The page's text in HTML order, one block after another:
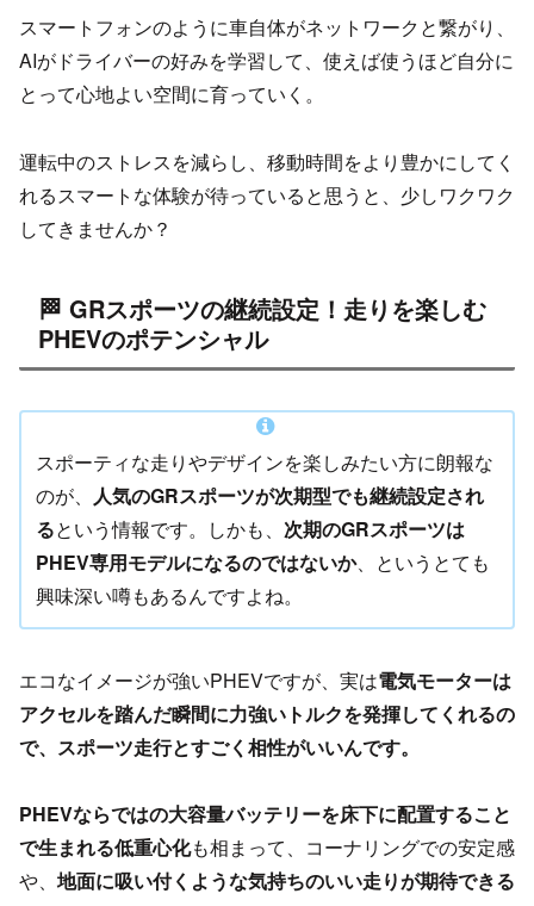
スマートフォンのように車自体がネットワークと繋がり、
AIがドライバーの好みを学習して、使えば使うほど自分に
とって心地よい空間に育っていく。
運転中のストレスを減らし、移動時間をより豊かにしてく
れるスマートな体験が待っていると思うと、少しワクワク
してきませんか？
🏁 GRスポーツの継続設定！走りを楽しむ
PHEVのポテンシャル
スポーティな走りやデザインを楽しみたい方に朗報な
のが、 人気のGRスポーツが次期型でも継続設定され
るという情報です。しかも、 次期のGRスポーツは
PHEV専用モデルになるのではないか、というとても
興味深い噂もあるんですよね。
エコなイメージが強いPHEVですが、実は電気モーターは
アクセルを踏んだ瞬間に力強いトルクを発揮してくれるの
で、スポーツ走行とすごく相性がいいんです。
PHEVならではの大容量バッテリーを床下に配置すること
で生まれる低重心化も相まって、コーナリングでの安定感
や、 地面に吸い付くような気持ちのいい走りが期待できる